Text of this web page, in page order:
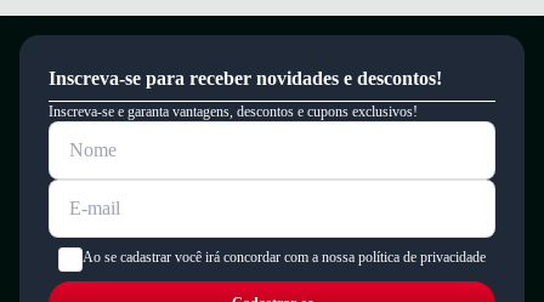
Inscreva-se para receber novidades e descontos!
Inscreva-se e garanta vantagens, descontos e cupons exclusivos!
Ao se cadastrar você irá concordar com a nossa política de privacidade